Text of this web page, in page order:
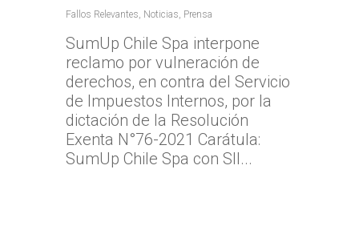
Fallos Relevantes, Noticias, Prensa
SumUp Chile Spa interpone
reclamo por vulneración de
derechos, en contra del Servicio
de Impuestos Internos, por la
dictación de la Resolución
Exenta N°76-2021 Carátula:
SumUp Chile Spa con SII...